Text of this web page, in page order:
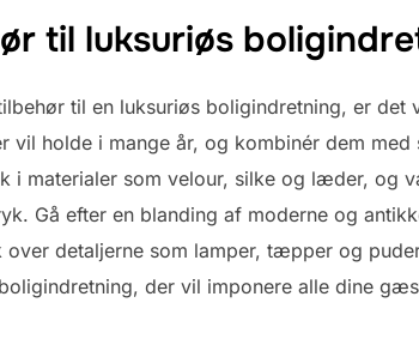
til luksuriøs
til en luksuriøs boligindretning, er
vil holde i mange år, og kombinér dem
i materialer som velour, silke og læder, og
Gå efter en blanding af moderne og
detaljerne som lamper, tæpper og
der vil imponere alle dine